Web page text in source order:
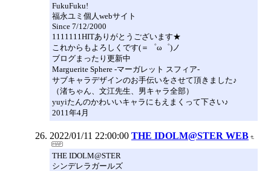
FukuFuku!
福永ユミ個人webサイト
Since 7/12/2000
1111111HITありがとうございます★
これからもよろしくです(＝゜ω゜)ノ
ブログまったり更新中
Marguerite Sphere -マーガレット スフィア-
サブキャラデザインのお手伝いをさせて頂きました♪
（渚ちゃん、文江先生、男キャラ全部）
yuyiたんのかわいいキャラにもえまくって下さい♪
2011年4月
2022/01/11 22:00:00 THE IDOLM@STER WEB
THE IDOLM@STER
シンデレラガールズ